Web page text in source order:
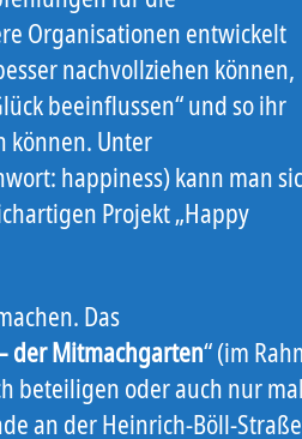
Organisationen entwickelt
nachvollziehen können,
beeinflussen“ und so ihr
können. Unter
happiness) kann man
Projekt „Happy
Das
der Mitmachgarten“ (im
beteiligen oder auch nur mal
an der Heinrich-Böll-